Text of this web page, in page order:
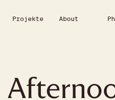
Projekte About